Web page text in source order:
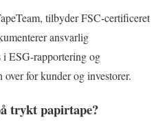
tilbyder FSC-certificeret
ansvarlig
ESG-rapportering og
for kunder og investorer.
trykt papirtape?